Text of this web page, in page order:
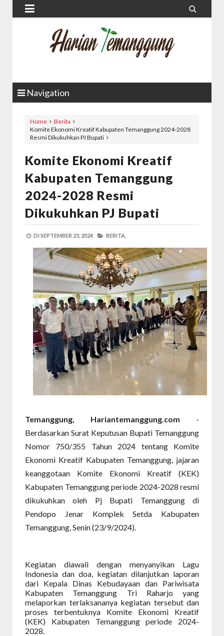
 
Navigation
Home
Berita
Komite Ekonomi Kreatif Kabupaten Temanggung 2024-2028
Resmi Dikukuhkan PJ Bupati
Komite Ekonomi Kreatif
Kabupaten Temanggung
2024-2028 Resmi
Dikukuhkan PJ Bupati
DI SEPTEMBER 23, 2024 BERITA,
Temanggung, Hariantemanggung.com -
Berdasarkan Surat Keputusan Bupati Temanggung
Nomor 750/355 Tahun 2024 tentang Komite
Ekonomi Kreatif Kabupaten Temanggung, jajaran
keanggotaan Komite Ekonomi Kreatif (KEK)
Kabupaten Temanggung periode 2024-2028 resmi
dikukuhkan oleh Pj Bupati Temanggung di
Pendopo Jenar Komplek Setda Kabupaten
Temanggung, Senin (23/9/2024).
Kegiatan diawali dengan menyanyikan Lagu
Indonesia dan doa, kegiatan dilanjutkan laporan
dari Kepala Dinas Kebudayaan dan Pariwisata
Kabupaten Temanggung Tri Raharjo yang
melaporkan terlaksananya kegiatan tersebut dan
proses terbentuknya Komite Ekonomi Kreatif
(KEK) Kabupaten Temanggung periode 2024-
2028.